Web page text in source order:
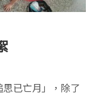
已亡月」，除了